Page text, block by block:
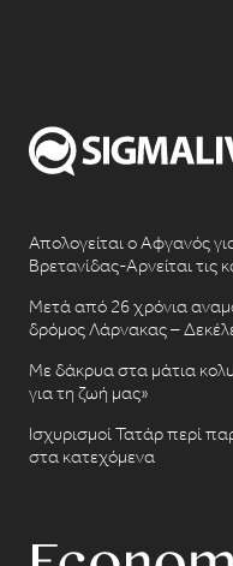
Απολογείται ο Αφγανός
Βρετανίδας-Αρνείται τις
Μετά από 26 χρόνια
δρόμος Λάρνακας –
Με δάκρυα στα μάτια
για τη ζωή μας»
Ισχυρισμοί Τατάρ περί
στα κατεχόμενα